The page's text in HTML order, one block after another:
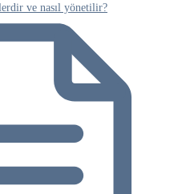
ve nasıl yönetilir?